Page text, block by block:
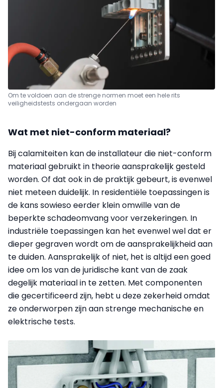
Om te voldoen aan de strenge normen moet een hele rits
veiligheidstests ondergaan worden
Wat met niet-conform materiaal?
Bij calamiteiten kan de installateur die niet-conform
materiaal gebruikt in theorie aansprakelijk gesteld
worden. Of dat ook in de praktijk gebeurt, is evenwel
niet meteen duidelijk. In residentiële toepassingen is
de kans sowieso eerder klein omwille van de
beperkte schadeomvang voor verzekeringen. In
industriële toepassingen kan het evenwel wel dat er
dieper gegraven wordt om de aansprakelijkheid aan
te duiden. Aansprakelijk of niet, het is altijd een goed
idee om los van de juridische kant van de zaak
degelijk materiaal in te zetten. Met componenten
die gecertificeerd zijn, hebt u deze zekerheid omdat
ze onderworpen zijn aan strenge mechanische en
elektrische tests.